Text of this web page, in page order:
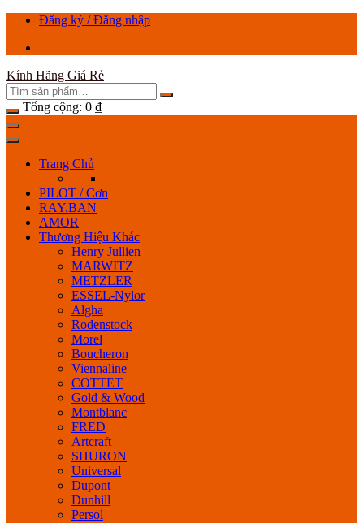
ChuyểnĐăng ký / Đăng nhập
Kính Hãng Giá Rẻ
Tổng cộng: 0 ₫
Trang Chủ
PILOT / Cơn
RAY.BAN
AMOR
Thương Hiệu Khác
Henry Jullien
MARWITZ
METZLER
ESSEL-Nylor
Algha
Rodenstock
Morel
Boucheron
Viennaline
COTTET
Gold & Wood
Montblanc
FRED
Artcraft
SHURON
Universal
Dupont
Dunhill
Persol